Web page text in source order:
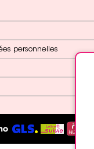
personnelles